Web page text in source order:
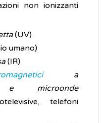
non ionizzanti
(UV)
umano)
(IR)
a
e microonde
telefoni